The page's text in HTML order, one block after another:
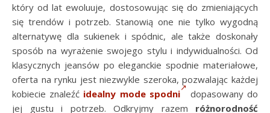
który od lat ewoluuje, dostosowując się do zmieniających
się trendów i potrzeb. Stanowią one nie tylko wygodną
alternatywę dla sukienek i spódnic, ale także doskonały
sposób na wyrażenie swojego stylu i indywidualności. Od
klasycznych jeansów po eleganckie spodnie materiałowe,
oferta na rynku jest niezwykle szeroka, pozwalając każdej
kobiecie znaleźć idealny mode spodni
dopasowany do
jej gustu i potrzeb. Odkryjmy razem różnorodność